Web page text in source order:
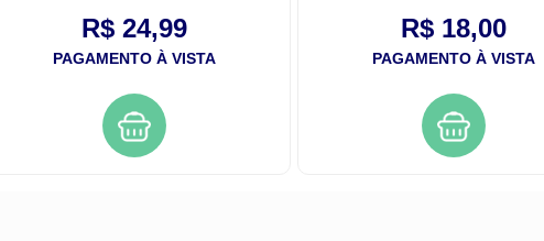
R$ 24,99
PAGAMENTO À VISTA
R$ 18,00
PAGAMENTO À VISTA